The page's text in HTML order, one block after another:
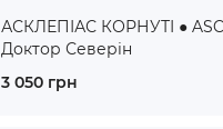
АСКЛЕПІАС КОРНУТІ ●
Доктор Северін
3 050 грн